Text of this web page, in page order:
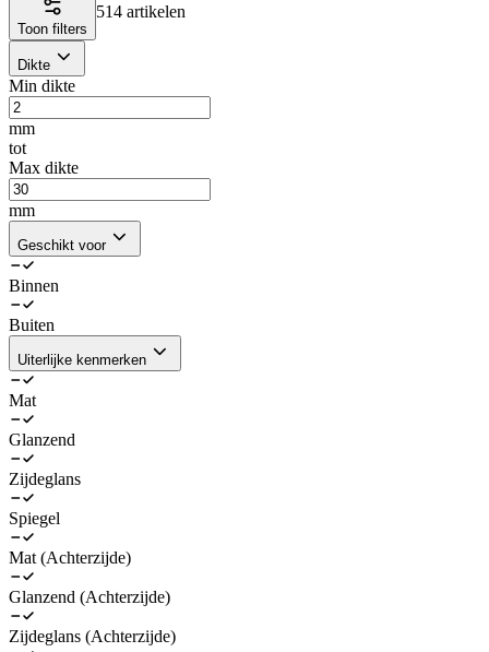
Toon filters
514 artikelen
Dikte
Min dikte
mm
tot
Max dikte
mm
Geschikt voor
Binnen
Buiten
Uiterlijke kenmerken
Mat
Glanzend
Zijdeglans
Spiegel
Mat (Achterzijde)
Glanzend (Achterzijde)
Zijdeglans (Achterzijde)